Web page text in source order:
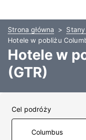
Strona główna
Hotele w pobliżu
Hotele w
(GTR)
Cel podróży